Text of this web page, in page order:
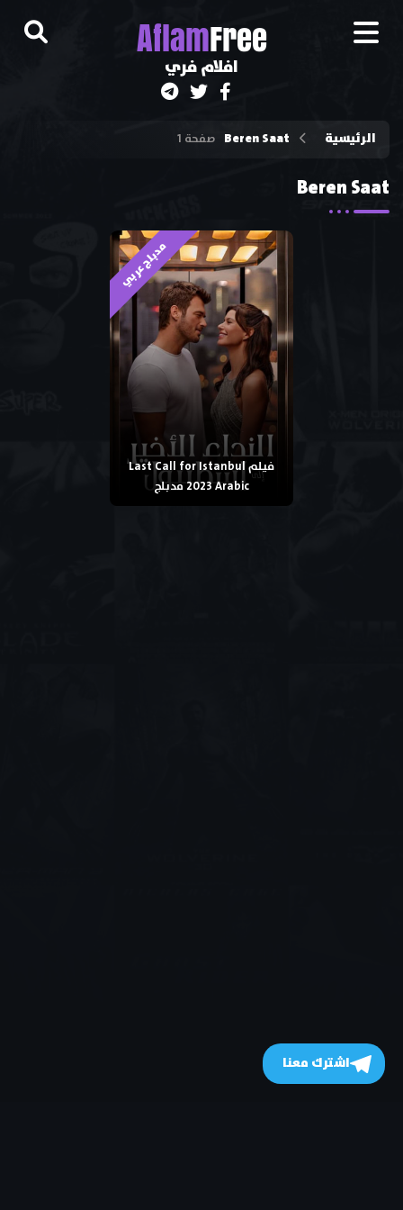
AflamFree
افلام فري
الرئيسية Beren Saat صفحة 1
Beren Saat
مدبلج عربي
فيلم Last Call for Istanbul
2023 Arabic مدبلج
اشترك معنا